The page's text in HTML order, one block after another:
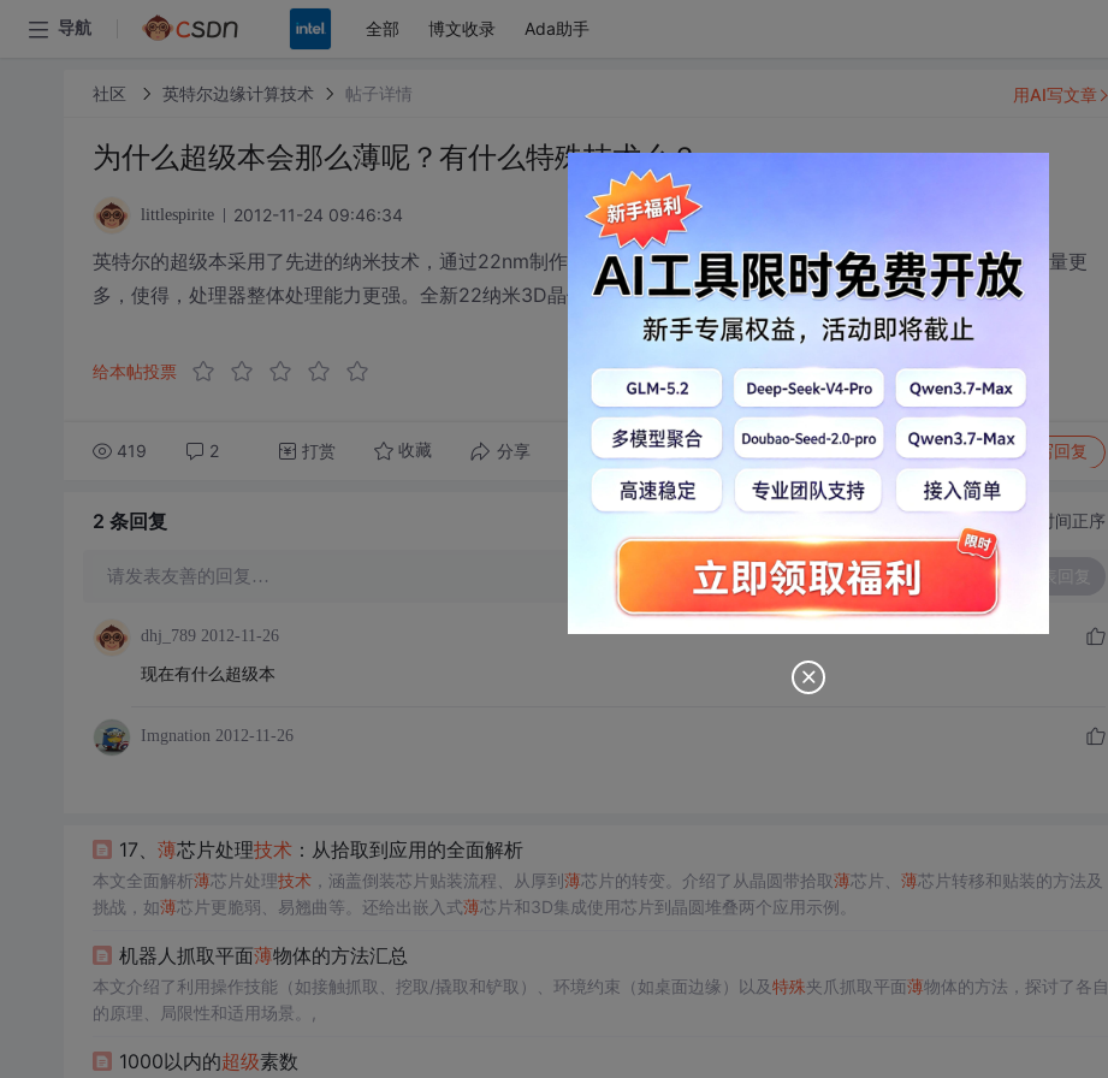
导航 全部 博文收录 Ada助手
社区 英特尔边缘计算技术 帖子详情
为什么超级本会那么薄呢？有什么特殊技术么？
littlespirite 2012-11-24 09:46:34
英特尔的超级本采用了先进的纳米技术，通过22nm制作工艺，晶体管体积更小，同等面积上可以集成的晶体管数量更
多，使得，处理器整体处理能力更强。全新22纳米3D晶体管带来前所未有的高性能与低能耗。
给本帖投票
419 2 打赏 收藏 分享 转发到动态 举报 写回复
用AI写文章
2 条回复 切换为时间正序
请发表友善的回复…
dhj_789 2012-11-26
现在有什么超级本
Imgnation 2012-11-26
17、 薄芯片处理技术：从拾取到应用的全面解析
本文全面解析薄芯片处理技术，涵盖倒装芯片贴装流程、从厚到薄芯片的转变。介绍了从晶圆带拾取薄芯片、 薄芯片转移和贴装的方法及
挑战，如薄芯片更脆弱、易翘曲等。还给出嵌入式薄芯片和3D集成使用芯片到晶圆堆叠两个应用示例。
机器人抓取平面薄物体的方法汇总
本文介绍了利用操作技能（如接触抓取、挖取/撬取和铲取）、环境约束（如桌面边缘）以及特殊夹爪抓取平面薄物体的方法，探讨了各自
的原理、局限性和适用场景。,
1000以内的超级素数